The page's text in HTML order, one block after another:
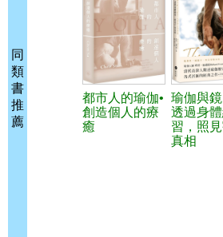
同
類
書
推
薦
都市人的瑜伽•
創造個人的療
癒
瑜伽與
透過身
習，照
真相